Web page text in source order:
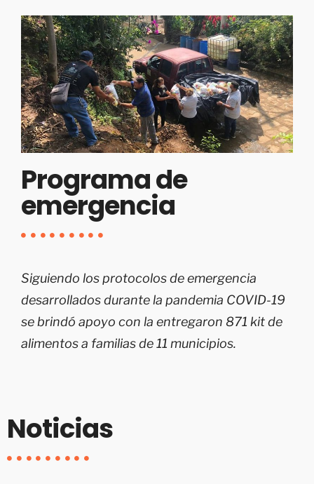
Programa de
emergencia
Siguiendo los protocolos de emergencia
desarrollados durante la pandemia COVID-19
se brindó apoyo con la entregaron 871 kit de
alimentos a familias de 11 municipios.
Noticias